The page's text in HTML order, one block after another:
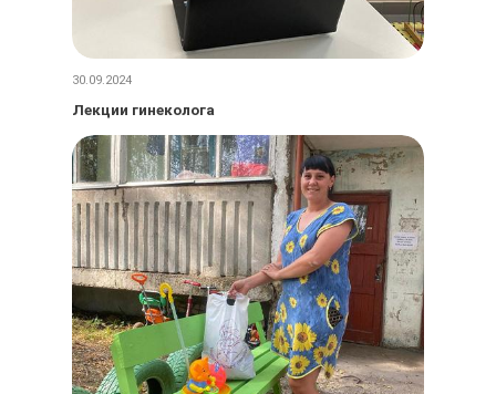
30.09.2024
Лекции гинеколога